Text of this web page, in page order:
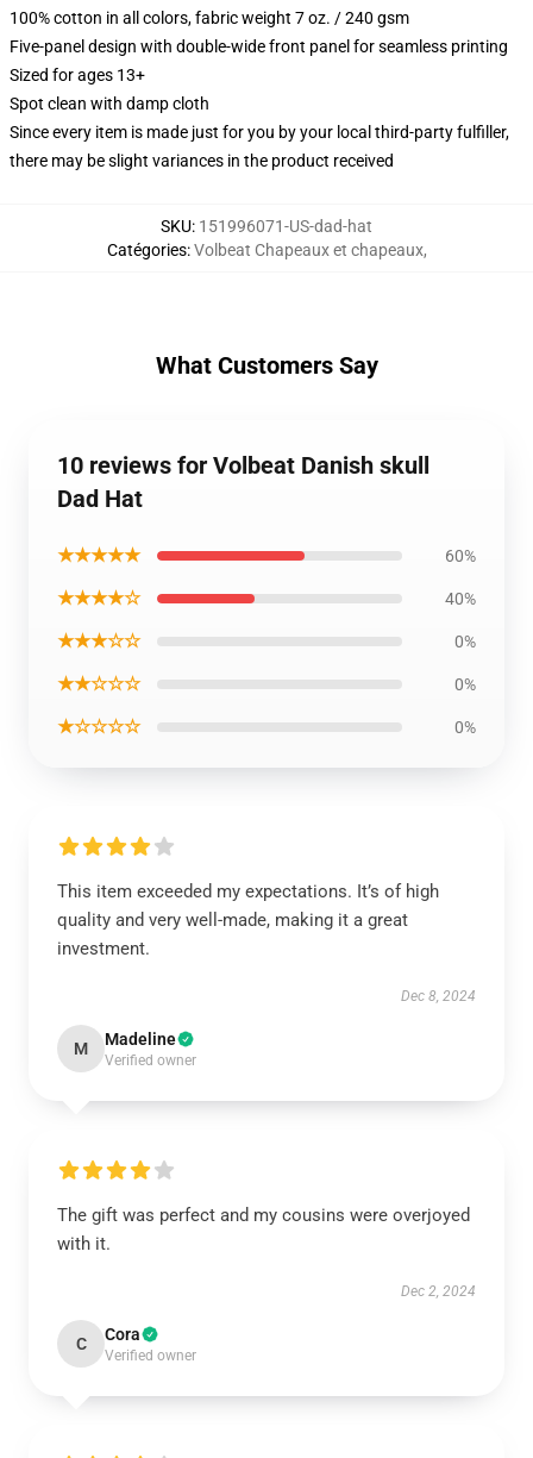
100% cotton in all colors, fabric weight 7 oz. / 240 gsm
Five-panel design with double-wide front panel for seamless printing
Sized for ages 13+
Spot clean with damp cloth
Since every item is made just for you by your local third-party fulfiller,
there may be slight variances in the product received
SKU: 151996071-US-dad-hat
Catégories:Volbeat Chapeaux et chapeaux,
What Customers Say
10 reviews for Volbeat Danish skull
Dad Hat
★★★★★ 60%
★★★★☆ 40%
★★★☆☆ 0%
★★☆☆☆ 0%
★☆☆☆☆ 0%
This item exceeded my expectations. It’s of high
quality and very well-made, making it a great
investment.
Dec 8, 2024
M Madeline
Verified owner
The gift was perfect and my cousins were overjoyed
with it.
Dec 2, 2024
C Cora
Verified owner